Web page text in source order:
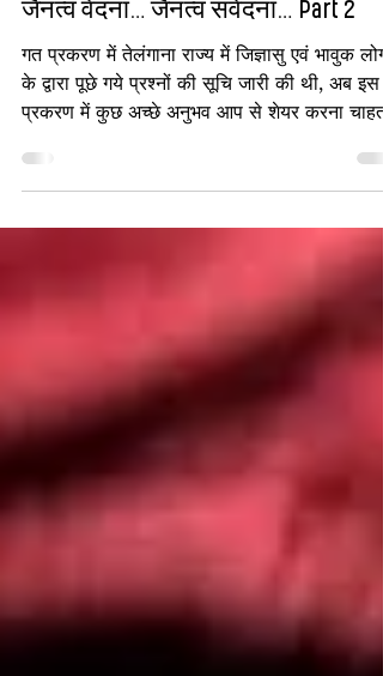
May 27
Vibrant Current
जैनत्व वेदना… जैनत्व संवेदना… Part 2
गत प्रकरण में तेलंगाना राज्य में जिज्ञासु एवं भावुक लोगों
विहार चल रहा था हमारे साथ रहे हुए महात्मा, विहार में
स्थान पर पहुँचने में कभी-कभी देर कर देते थे, और जब
उसका कारण पता चलता था तो आनंद होता था कि,
चलो, अच्छे काम के कारण देरी हो तो अच्छी बात है।
अच्छे काम में देरी नहीं होनी चाहिए, लेकिन अच्छे काम के
कारण देरी यदि होत